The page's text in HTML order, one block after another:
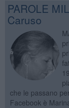
PAROLE
Caruso
che le passano
Facebook è